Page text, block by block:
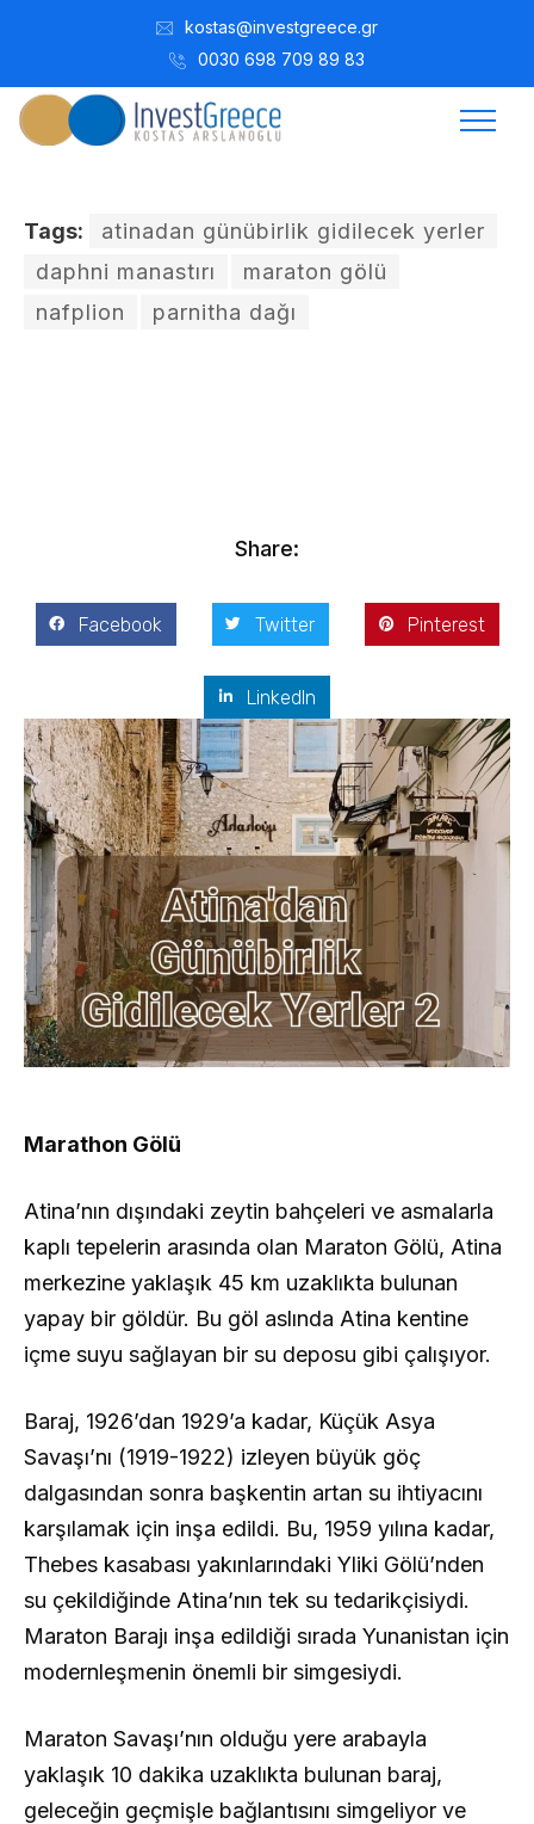
kostas@investgreece.gr
0030 698 709 89 83
Tags:
atinadan günübirlik gidilecek yerler
daphni manastırı
maraton gölü
nafplion
parnitha dağı
Share:
Facebook Twitter Pinterest
LinkedIn
Marathon Gölü
Atina’nın dışındaki zeytin bahçeleri ve asmalarla
kaplı tepelerin arasında olan Maraton Gölü, Atina
merkezine yaklaşık 45 km uzaklıkta bulunan
yapay bir göldür. Bu göl aslında Atina kentine
içme suyu sağlayan bir su deposu gibi çalışıyor.
Baraj, 1926’dan 1929’a kadar, Küçük Asya
Savaşı’nı (1919-1922) izleyen büyük göç
dalgasından sonra başkentin artan su ihtiyacını
karşılamak için inşa edildi. Bu, 1959 yılına kadar,
Thebes kasabası yakınlarındaki Yliki Gölü’nden
su çekildiğinde Atina’nın tek su tedarikçisiydi.
Maraton Barajı inşa edildiği sırada Yunanistan için
modernleşmenin önemli bir simgesiydi.
Maraton Savaşı’nın olduğu yere arabayla
yaklaşık 10 dakika uzaklıkta bulunan baraj,
geleceğin geçmişle bağlantısını simgeliyor ve